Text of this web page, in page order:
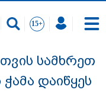
სამხრეთ
დაიწყეს